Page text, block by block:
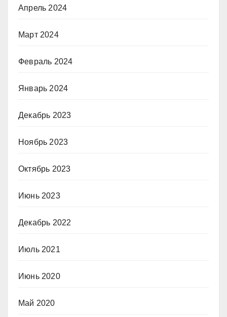
Апрель 2024
Март 2024
Февраль 2024
Январь 2024
Декабрь 2023
Ноябрь 2023
Октябрь 2023
Июнь 2023
Декабрь 2022
Июль 2021
Июнь 2020
Май 2020